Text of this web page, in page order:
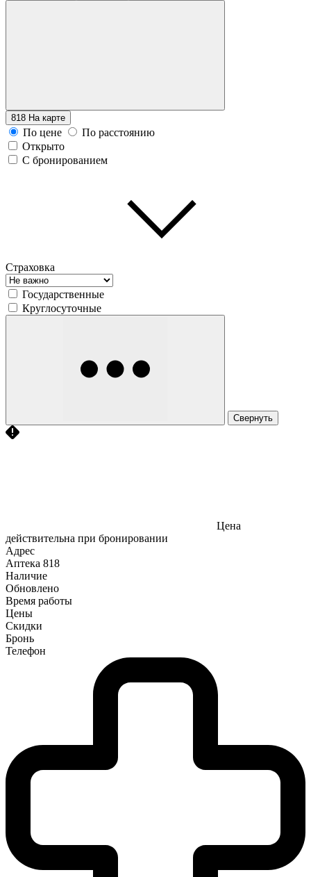
818 На карте
По цене
По расстоянию
Открыто
С бронированием
Страховка
Государственные
Круглосуточные
Свернуть
Цена
действительна при бронировании
Адрес
Аптека 818
Наличие
Обновлено
Время работы
Цены
Скидки
Бронь
Телефон